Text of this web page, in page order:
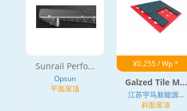
Sunrail Perfo...
Opsun
平面屋顶
¥0.255 / Wp *
Galzed Tile M...
江苏宇马新能源...
斜面屋顶